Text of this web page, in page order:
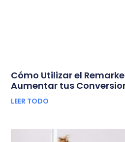
Cómo Utilizar el
Aumentar tus
LEER TODO